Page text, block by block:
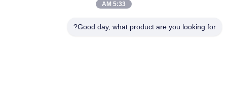
5:33 AM
Good day, what product are you looking for?